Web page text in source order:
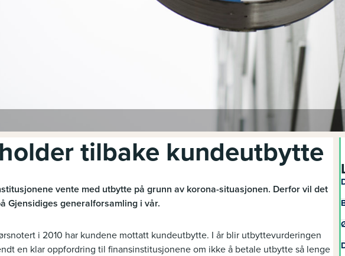
tilbake kundeutbytte
vente med utbytte på grunn av korona-situasjonen. Derfor vil det
Gjensidiges generalforsamling i vår.
i 2010 har kundene mottatt kundeutbytte. I år blir utbyttevurderingen
en klar oppfordring til finansinstitusjonene om ikke å betale utbytte så lenge